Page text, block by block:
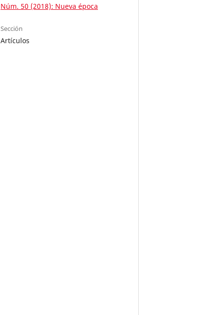
Núm. 50 (2018): Nueva época
Sección
Artículos